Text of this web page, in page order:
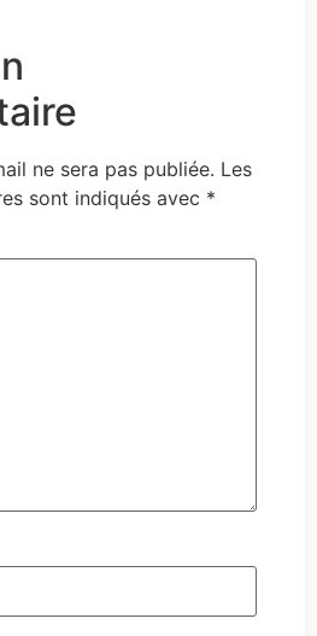
ne sera pas publiée. Les
sont indiqués avec *